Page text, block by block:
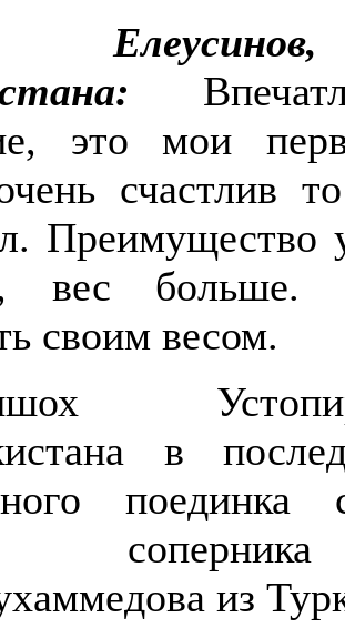
это мои
счастлив
Преимущество
вес
своим весом.
в
поединка
из